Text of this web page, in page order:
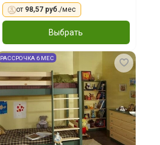
от 98,57 руб./мес
Выбрать
РАССРОЧКА 6 МЕС